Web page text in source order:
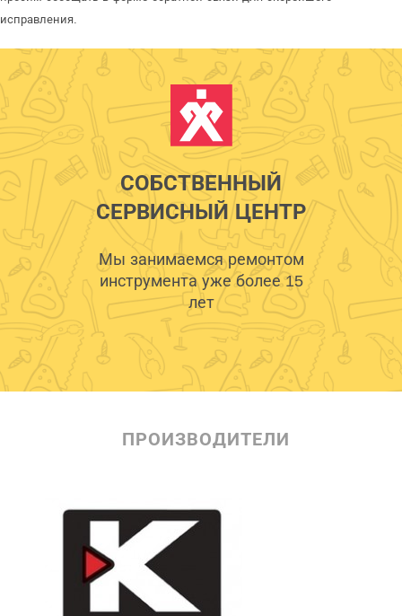
исправления.
СОБСТВЕННЫЙ
СЕРВИСНЫЙ ЦЕНТР
Мы занимаемся ремонтом
инструмента уже более 15
лет
ПРОИЗВОДИТЕЛИ